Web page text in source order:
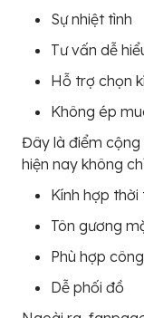
Sự nhiệt tình
Tư vấn dễ
Hỗ trợ chọn
Không ép
Đây là điểm cộng
hiện nay không
Kính hợp thời
Tôn gương
Phù hợp
Dễ phối đồ